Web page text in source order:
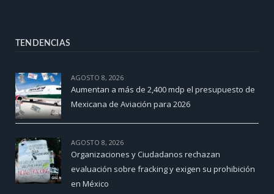
TENDENCIAS
AGOSTO 8, 2026
Aumentan a más de 2,400 mdp el presupuesto de
Mexicana de Aviación para 2026
AGOSTO 8, 2026
Organizaciones y Ciudadanos rechazan
evaluación sobre fracking y exigen su prohibición
en México